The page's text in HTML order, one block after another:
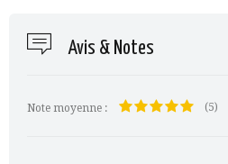
Avis & Notes
Note moyenne : (5)